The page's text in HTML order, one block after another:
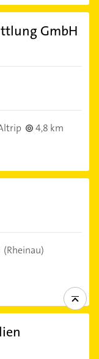
GmbH
4,8 km
(Rheinau)